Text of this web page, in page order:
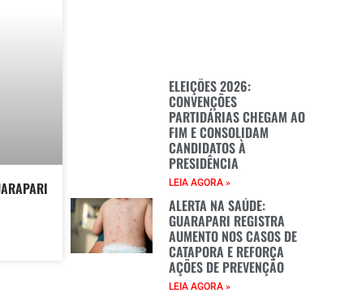
ELEIÇÕES 2026:
CONVENÇÕES
PARTIDÁRIAS CHEGAM AO
FIM E CONSOLIDAM
CANDIDATOS À
PRESIDÊNCIA
LEIA AGORA »
ALERTA NA SAÚDE:
GUARAPARI REGISTRA
AUMENTO NOS CASOS DE
CATAPORA E REFORÇA
AÇÕES DE PREVENÇÃO
LEIA AGORA »